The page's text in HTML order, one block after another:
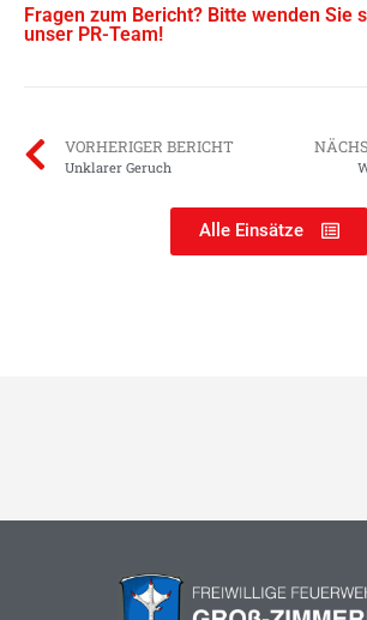
Fragen zum Bericht? Bitte wenden Sie
unser PR-Team!
VORHERIGER BERICHT
Unklarer Geruch
Alle Einsätze